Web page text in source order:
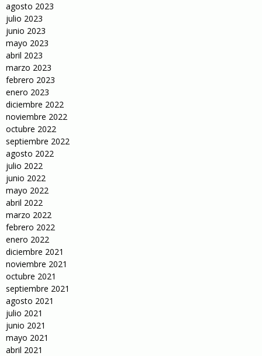
agosto 2023
julio 2023
junio 2023
mayo 2023
abril 2023
marzo 2023
febrero 2023
enero 2023
diciembre 2022
noviembre 2022
octubre 2022
septiembre 2022
agosto 2022
julio 2022
junio 2022
mayo 2022
abril 2022
marzo 2022
febrero 2022
enero 2022
diciembre 2021
noviembre 2021
octubre 2021
septiembre 2021
agosto 2021
julio 2021
junio 2021
mayo 2021
abril 2021